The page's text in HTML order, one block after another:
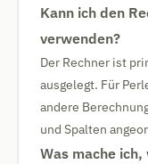
Kann ich den
verwenden?
Der Rechner ist
ausgelegt. Für
andere
und Spalten
Was mache